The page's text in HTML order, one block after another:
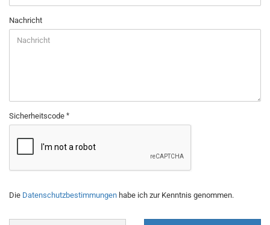
Nachricht
Sicherheitscode
DATENSCHUTZBESTIMMUNGEN
Die Datenschutzbestimmungen habe ich zur Kenntnis genommen.